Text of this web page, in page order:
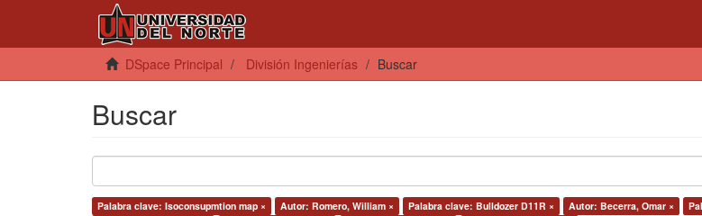
DSpace Principal División Ingenierías Buscar
Buscar
Palabra clave: Isoconsupmtion map × Autor: Romero, William × Palabra clave: Bulldozer D11R × Autor: Becerra, Omar ×